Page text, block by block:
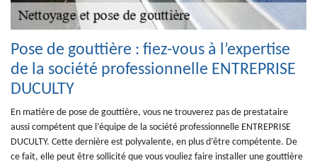
Pose de gouttière : fiez-vous à l’expertise
de la société professionnelle ENTREPRISE
DUCULTY
En matière de pose de gouttière, vous ne trouverez pas de prestataire
aussi compétent que l’équipe de la société professionnelle ENTREPRISE
DUCULTY. Cette dernière est polyvalente, en plus d’être compétente. De
ce fait, elle peut être sollicité que vous vouliez faire installer une gouttière